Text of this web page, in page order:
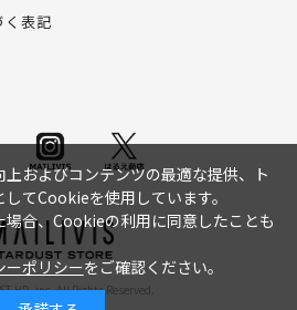
表記
HD. inc. All Rights Reserved.
およびコンテンツの最適な提供、ト
てCookieを使用しています。
合、Cookieの利用に同意したことも
ーポリシーをご確認ください。